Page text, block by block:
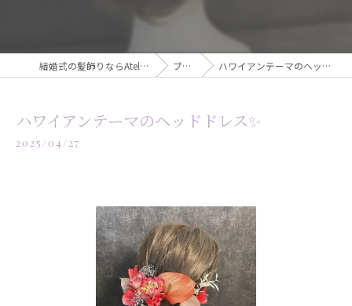
結婚式の髪飾りならAtelier Citron ブログ ハワイアンテーマのヘッドドレス✨️
ハワイアンテーマのヘッドドレス✨️
2025/04/27